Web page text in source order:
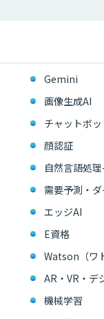
Gemini
画像生成AI
チャットボッ
顔認証
自然言語処
エッジAI
E資格
Watson（ワ
機械学習